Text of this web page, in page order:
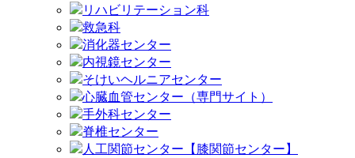
リハビリテーション科
救急科
消化器センター
内視鏡センター
そけいヘルニアセンター
心臓血管センター（専門サイト）
手外科センター
脊椎センター
人工関節センター【膝関節センター】